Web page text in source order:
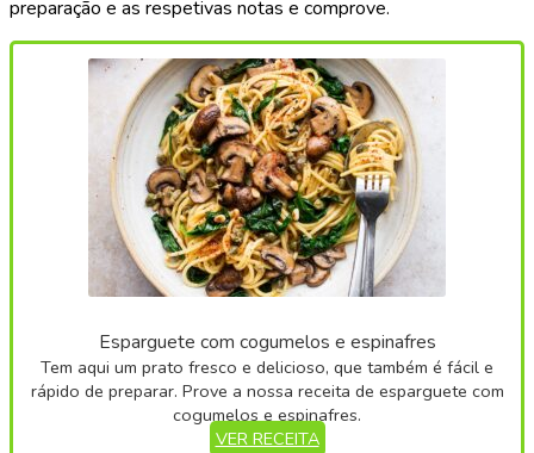
preparação e as respetivas notas e comprove.
Esparguete com cogumelos e espinafres
Tem aqui um prato fresco e delicioso, que também é fácil e
rápido de preparar. Prove a nossa receita de esparguete com
cogumelos e espinafres.
VER RECEITA